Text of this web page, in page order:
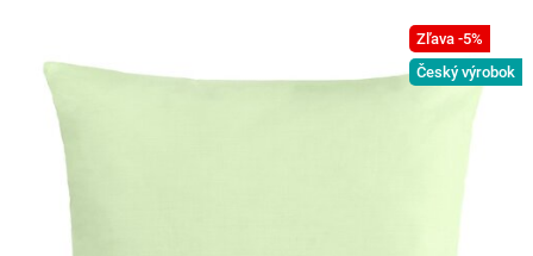
Zľava -5%
Český výrobok